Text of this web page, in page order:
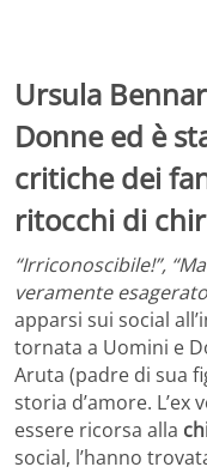
Ursula
Donne ed è
critiche dei
ritocchi di
“Irriconoscibile!”,
veramente
apparsi sui social
tornata a Uomini e
Aruta (padre di sua
storia d’amore.
essere ricorsa alla
social, l’hanno